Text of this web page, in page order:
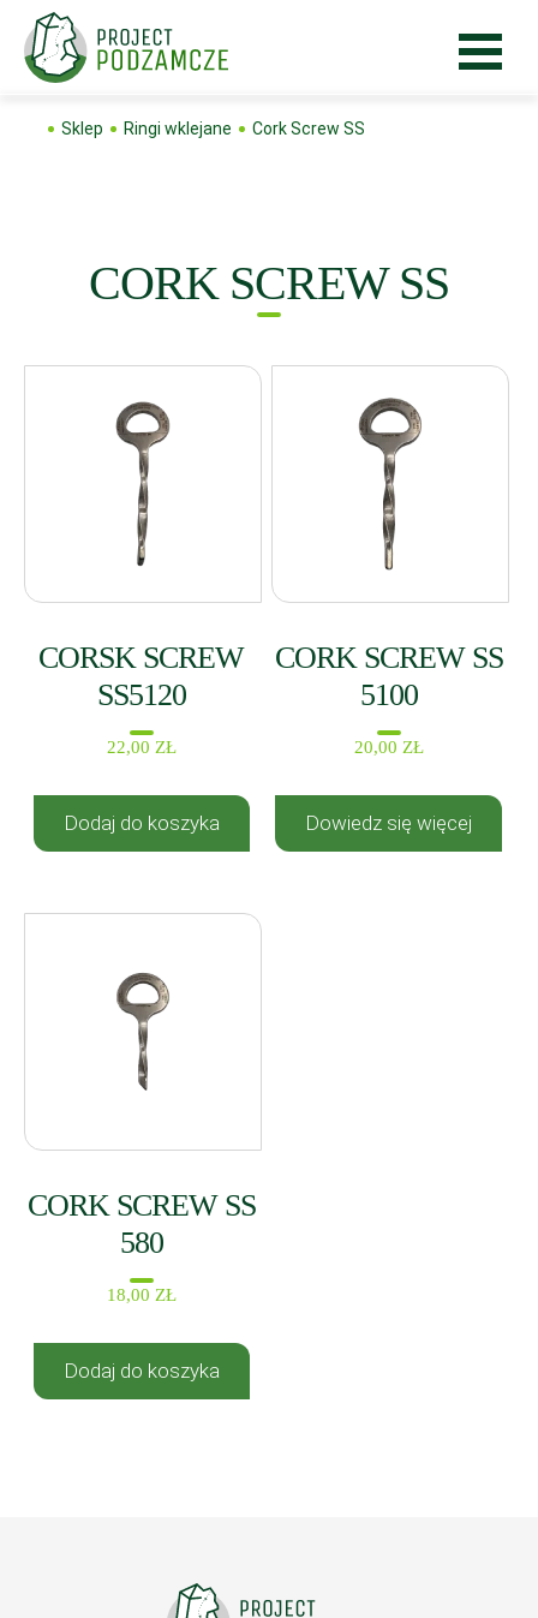
Sklep Ringi wklejane Cork Screw SS
CORK SCREW SS
CORSK SCREW
SS5120
22,00 ZŁ
Dodaj do koszyka
CORK SCREW SS
5100
20,00 ZŁ
Dowiedz się więcej
CORK SCREW SS
580
18,00 ZŁ
Dodaj do koszyka